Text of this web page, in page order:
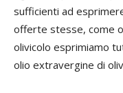
sufficienti ad
offerte stesse, come
olivicolo esprimiamo
olio extravergine di